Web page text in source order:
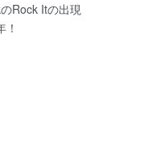
Rock Itの出現
！